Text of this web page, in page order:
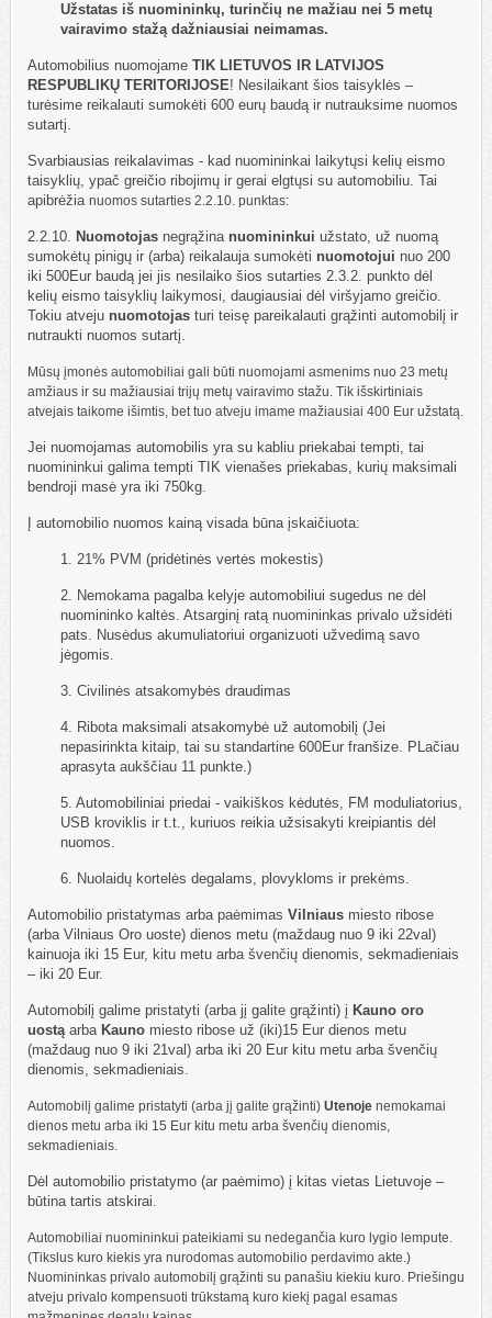
Užstatas iš nuomininkų, turinčių ne mažiau nei 5 metų
vairavimo stažą dažniausiai neimamas.
Automobilius nuomojame TIK LIETUVOS IR LATVIJOS
RESPUBLIKŲ TERITORIJOSE! Nesilaikant šios taisyklės –
turėsime reikalauti sumokėti 600 eurų baudą ir nutrauksime nuomos
sutartį.
Svarbiausias reikalavimas - kad nuomininkai laikytųsi kelių eismo
taisyklių, ypač greičio ribojimų ir gerai elgtųsi su automobiliu. Tai
apibrėžia nuomos sutarties 2.2.10. punktas:
2.2.10. Nuomotojas negrąžina nuomininkui užstato, už nuomą
sumokėtų pinigų ir (arba) reikalauja sumokėti nuomotojui nuo 200
iki 500Eur baudą jei jis nesilaiko šios sutarties 2.3.2. punkto dėl
kelių eismo taisyklių laikymosi, daugiausiai dėl viršyjamo greičio.
Tokiu atveju nuomotojas turi teisę pareikalauti grąžinti automobilį ir
nutraukti nuomos sutartį.
Mūsų įmonės automobiliai gali būti nuomojami asmenims nuo 23 metų
amžiaus ir su mažiausiai trijų metų vairavimo stažu. Tik išskirtiniais
atvejais taikome išimtis, bet tuo atveju imame mažiausiai 400 Eur užstatą.
Jei nuomojamas automobilis yra su kabliu priekabai tempti, tai
nuomininkui galima tempti TIK vienašes priekabas, kurių maksimali
bendroji masė yra iki 750kg.
Į automobilio nuomos kainą visada būna įskaičiuota:
1. 21% PVM (pridėtinės vertės mokestis)
2. Nemokama pagalba kelyje automobiliui sugedus ne dėl
nuomininko kaltės. Atsarginį ratą nuomininkas privalo užsidėti
pats. Nusėdus akumuliatoriui organizuoti užvedimą savo
jėgomis.
3. Civilinės atsakomybės draudimas
4. Ribota maksimali atsakomybė už automobilį (Jei
nepasirinkta kitaip, tai su standartine 600Eur franšize. PLačiau
aprasyta aukščiau 11 punkte.)
5. Automobiliniai priedai - vaikiškos kėdutės, FM moduliatorius,
USB kroviklis ir t.t., kuriuos reikia užsisakyti kreipiantis dėl
nuomos.
6. Nuolaidų kortelės degalams, plovykloms ir prekėms.
Automobilio pristatymas arba paėmimas Vilniaus miesto ribose
(arba Vilniaus Oro uoste) dienos metu (maždaug nuo 9 iki 22val)
kainuoja iki 15 Eur, kitu metu arba švenčių dienomis, sekmadieniais
– iki 20 Eur.
Automobilį galime pristatyti (arba jį galite grąžinti) į Kauno oro
uostąarba Kauno miesto ribose už (iki)15 Eur dienos metu
(maždaug nuo 9 iki 21val) arba iki 20 Eur kitu metu arba švenčių
dienomis, sekmadieniais.
Automobilį galime pristatyti (arba jį galite grąžinti) Utenoje nemokamai
dienos metu arba iki 15 Eur kitu metu arba švenčių dienomis,
sekmadieniais.
Dėl automobilio pristatymo (ar paėmimo) į kitas vietas Lietuvoje –
būtina tartis atskirai.
Automobiliai nuomininkui pateikiami su nedegančia kuro lygio lempute.
(Tikslus kuro kiekis yra nurodomas automobilio perdavimo akte.)
Nuomininkas privalo automobilį grąžinti su panašiu kiekiu kuro. Priešingu
atveju privalo kompensuoti trūkstamą kuro kiekį pagal esamas